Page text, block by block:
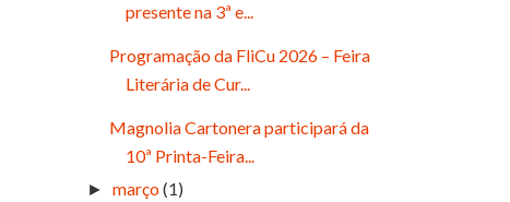
presente na 3ª e...
Programação da FliCu 2026 – Feira
Literária de Cur...
Magnolia Cartonera participará da
10ª Printa-Feira...
►março(1)